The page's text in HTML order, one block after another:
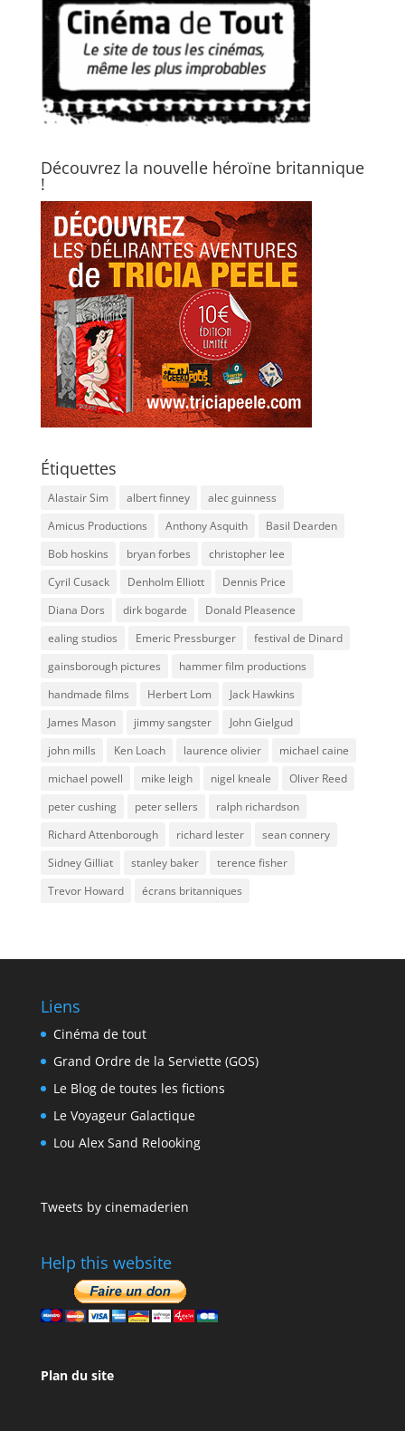
Découvrez la nouvelle héroïne britannique
!
Étiquettes
Alastair Sim albert finney
alec guinness
Amicus Productions
Anthony Asquith
Basil Dearden
Bob hoskins
bryan forbes
christopher lee
Cyril Cusack
Denholm Elliott
Dennis Price
Diana Dors
dirk bogarde
Donald Pleasence
ealing studios
Emeric Pressburger
festival de Dinard
gainsborough pictures
hammer film productions
handmade films
Herbert Lom
Jack Hawkins
James Mason
jimmy sangster
John Gielgud
john mills
Ken Loach laurence olivier
michael caine
michael powell
mike leigh nigel kneale
Oliver Reed
peter cushing
peter sellers
ralph richardson
Richard Attenborough
richard lester
sean connery
Sidney Gilliat
stanley baker
terence fisher
Trevor Howard
écrans britanniques
Liens
Cinéma de tout
Grand Ordre de la Serviette (GOS)
Le Blog de toutes les fictions
Le Voyageur Galactique
Lou Alex Sand Relooking
Tweets by cinemaderien
Help this website
Plan du site